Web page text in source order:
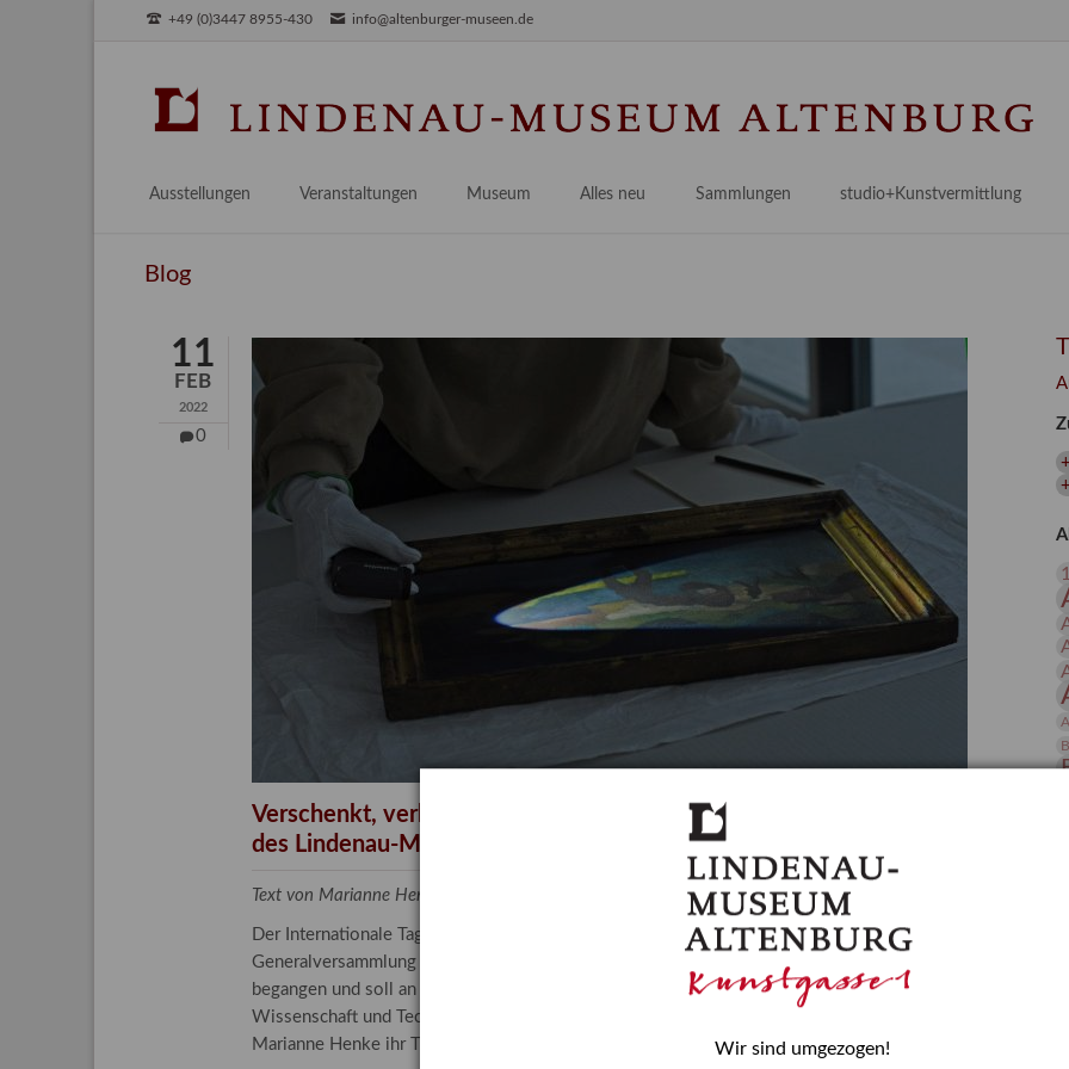
+49 (0)3447 8955-430 info@altenburger-museen.de
Ausstellungen
Aktuell
Veranstaltungen Museum
Praktikum / Praxisprojekt
Bestandskataloge & Editionen
Gesamtverzeichnis
Kalender
Alles neu
Provenienzforschung
Kulturelle Vermittlung
Länderübergreifende kulturtouristische Ziele
Sammlungen
Malerei 17.–19. Jh.
Deutsche Malerei 20./21. Jh.
Grafische Sammlung
Kunstbibliothek
Restaurierung
Forschung
studio+Kunstvermittlung
Angebote für Erwachsene
Angebote für Kitas
Blog
11
FEB
2022
0
Verschenkt, verkauft, vergessen? – Kunstdetektivinnen im Dienste
des Lindenau-Museums
Text von Marianne Henke, Provenienzforscherin am Lindenau-Museum Altenburg
Der Internationale Tag der Frauen und Mädchen in der Wissenschaft wurde 2015 in der
Generalversammlung der Vereinten Nationen beschlossen. Er wird jährlich am 11. Februar
begangen und soll an die entscheidende Rolle erinnern, die Mädchen und Frauen in
Wissenschaft und Technologie spielen. In ihrem Blogbeitrag stellt Provenienzforscherin
Marianne Henke ihr Tätigkeitsfeld vor.
Wir sind umgezogen!